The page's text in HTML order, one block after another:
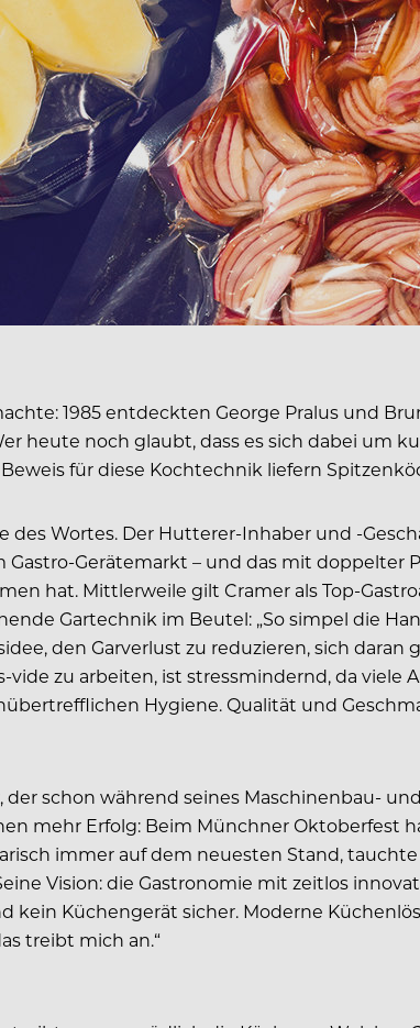
1985 entdeckten George Pralus und
heute noch glaubt, dass es sich dabei um
für diese Kochtechnik liefern
des Wortes. Der Hutterer-Inhaber und -
Gerätemarkt – und das mit doppelter
hat. Mittlerweile gilt Cramer als Top-
Gartechnik im Beutel: „So simpel die
den Garverlust zu reduzieren, sich daran
zu arbeiten, ist stressmindernd, da viele
Hygiene. Qualität und
schon während seines Maschinenbau-
mehr Erfolg: Beim Münchner Oktoberfest
immer auf dem neuesten Stand,
Vision: die Gastronomie mit zeitlos
kein Küchengerät sicher. Moderne
treibt mich an.“